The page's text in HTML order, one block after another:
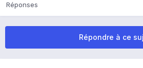
Réponses
Répondre à ce